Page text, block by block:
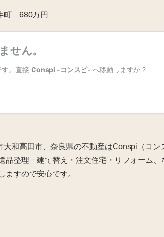
町 680万円
和高田市、奈良県の不動産はConspi（コン
品整理・建て替え・注文住宅・リフォーム、
ますので安心です。